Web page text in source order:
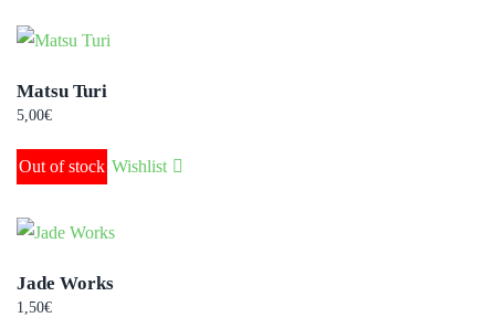
Matsu Turi
5,00€
Out of stock Wishlist
Jade Works
1,50€